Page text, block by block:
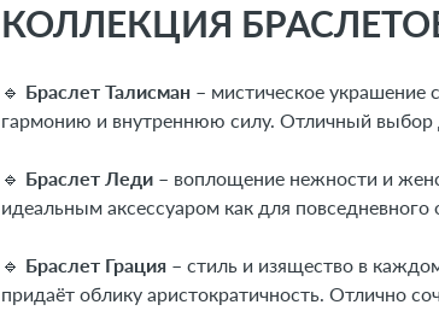
КОЛЛЕКЦИЯ
🔹 Браслет Талисман – мистическое украшение
гармонию и внутреннюю силу. Отличный выбор
🔹 Браслет Леди – воплощение нежности и
идеальным аксессуаром как для повседневного
🔹 Браслет Грация – стиль и изящество в
придаёт облику аристократичность. Отлично